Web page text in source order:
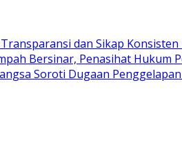
dan Sikap Konsisten
Bersinar, Penasihat Hukum
Soroti Dugaan